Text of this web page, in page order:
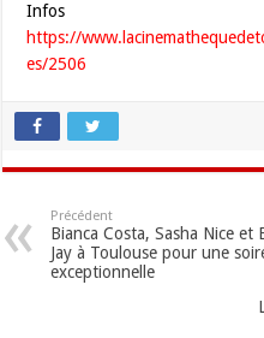
https://
es/2506
Précédent
Bianca Costa, Sasha Nice et
Jay à Toulouse pour une
exceptionnelle